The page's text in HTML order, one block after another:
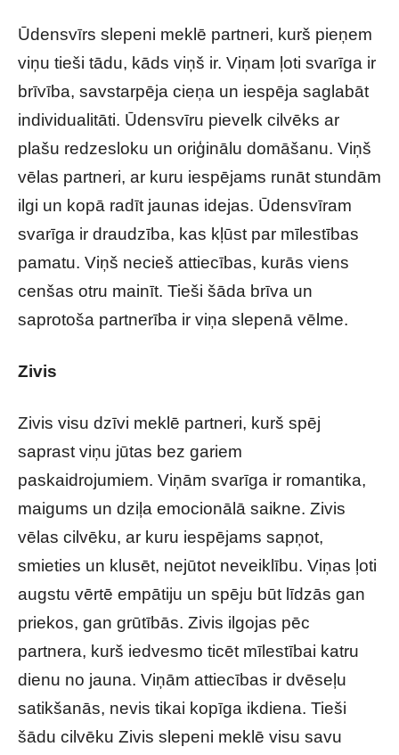
Ūdensvīrs slepeni meklē partneri, kurš pieņem
viņu tieši tādu, kāds viņš ir. Viņam ļoti svarīga ir
brīvība, savstarpēja cieņa un iespēja saglabāt
individualitāti. Ūdensvīru pievelk cilvēks ar
plašu redzesloku un oriģinālu domāšanu. Viņš
vēlas partneri, ar kuru iespējams runāt stundām
ilgi un kopā radīt jaunas idejas. Ūdensvīram
svarīga ir draudzība, kas kļūst par mīlestības
pamatu. Viņš necieš attiecības, kurās viens
cenšas otru mainīt. Tieši šāda brīva un
saprotoša partnerība ir viņa slepenā vēlme.
Zivis
Zivis visu dzīvi meklē partneri, kurš spēj
saprast viņu jūtas bez gariem
paskaidrojumiem. Viņām svarīga ir romantika,
maigums un dziļa emocionālā saikne. Zivis
vēlas cilvēku, ar kuru iespējams sapņot,
smieties un klusēt, nejūtot neveiklību. Viņas ļoti
augstu vērtē empātiju un spēju būt līdzās gan
priekos, gan grūtībās. Zivis ilgojas pēc
partnera, kurš iedvesmo ticēt mīlestībai katru
dienu no jauna. Viņām attiecības ir dvēseļu
satikšanās, nevis tikai kopīga ikdiena. Tieši
šādu cilvēku Zivis slepeni meklē visu savu